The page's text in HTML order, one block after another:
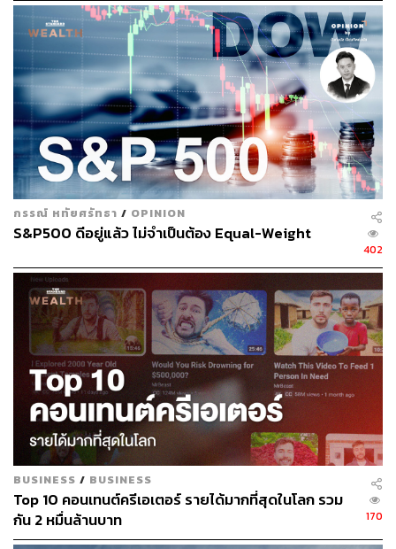
กรรณ์ หทัยศรัทธา / OPINION
S&P500 ดีอยู่แล้ว ไม่จำเป็นต้อง Equal-Weight
402
BUSINESS / BUSINESS
Top 10 คอนเทนต์ครีเอเตอร์ รายได้มากที่สุดในโลก รวม
กัน 2 หมื่นล้านบาท
170